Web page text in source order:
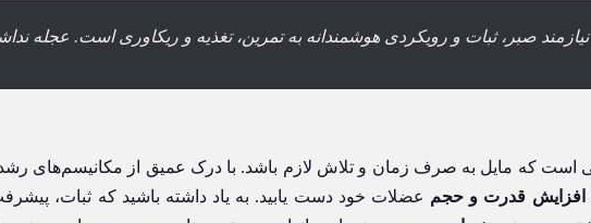
صبر، ثبات و رویکردی هوشمندانه به تمرین، تغذیه و ریکاوری است. عجله
است که مایل به صرف زمان و تلاش لازم باشد. با درک عمیق از مکانیسم‌های
افزایش قدرت و حجم عضلات خود دست یابید. به یاد داشته باشید که ثبات،